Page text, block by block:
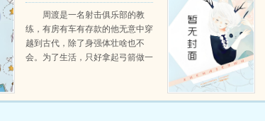
周渡是一名射击俱乐部的教
练，有房有车有存款的他无意中穿
越到古代，除了身强体壮啥也不
会。为了生活，只好拿起弓箭做一
只野兔，不会做（失望）第三天周